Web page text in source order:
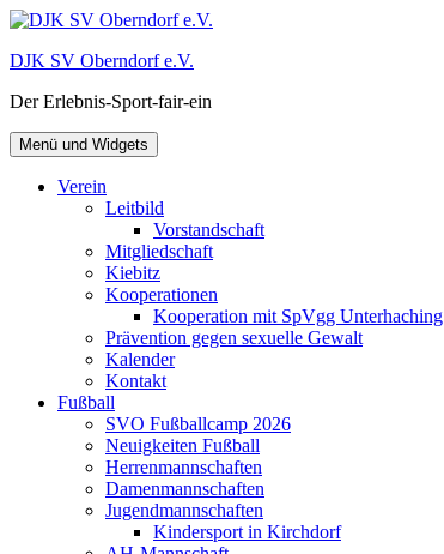
Zum
springen
DJK SV Oberndorf e.V.
Der Erlebnis-Sport-fair-ein
Menü und Widgets
Verein
Leitbild
Vorstandschaft
Mitgliedschaft
Kiebitz
Kooperationen
Kooperation mit SpVgg Unterhaching
Prävention gegen sexuelle Gewalt
Kalender
Kontakt
Fußball
SVO Fußballcamp 2026
Neuigkeiten Fußball
Herrenmannschaften
Damenmannschaften
Jugendmannschaften
Kindersport in Kirchdorf